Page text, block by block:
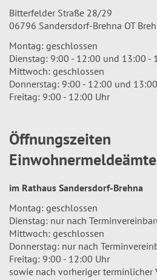
Bitterfelder Straße 28/29
06796 Sandersdorf-Brehna OT
Montag: geschlossen
Dienstag: 9:00 - 12:00 und 13:00 -
Mittwoch: geschlossen
Donnerstag: 9:00 - 12:00 und
Freitag: 9:00 - 12:00 Uhr
Öffnungszeiten
im Rathaus Sandersdorf-Brehna
Montag: geschlossen
Dienstag: nur nach
Mittwoch: geschlossen
Donnerstag: nur nach
Freitag: 9:00 - 12:00 Uhr
sowie nach vorheriger terminlicher